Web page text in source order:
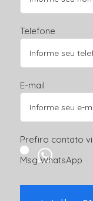
Telefone
E-mail
Prefiro contato
Msg WhatsApp